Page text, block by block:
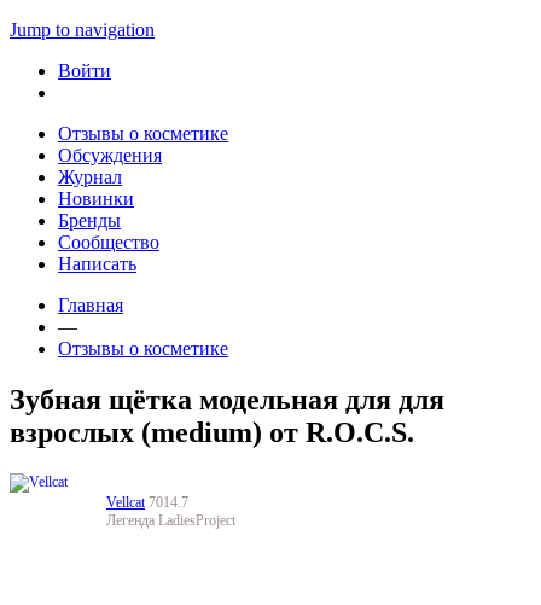
Jump to navigation
Войти
Отзывы о косметике
Обсуждения
Журнал
Новинки
Бренды
Сообщество
Написать
Главная
—
Отзывы о косметике
Зубная щётка модельная для для
взрослых (medium) от R.O.C.S.
Vellcat 7014.7
Легенда LadiesProject